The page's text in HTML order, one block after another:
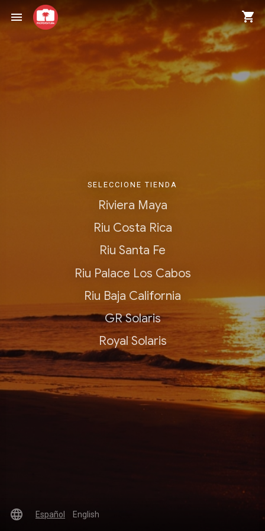
menu shopping_cart
SELECCIONE TIENDA
Riviera Maya
Riu Costa Rica
Riu Santa Fe
Riu Palace Los Cabos
Riu Baja California
GR Solaris
Royal Solaris
language Español English